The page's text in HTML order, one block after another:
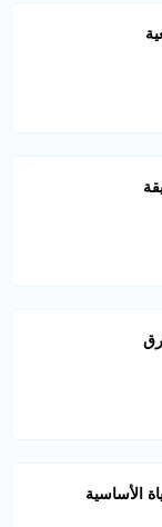
الأساسية